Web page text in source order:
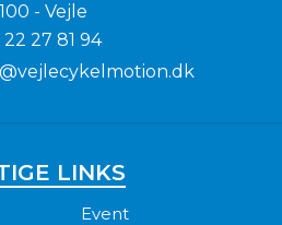
- Vejle
22 27 81 94
LINKS
Event